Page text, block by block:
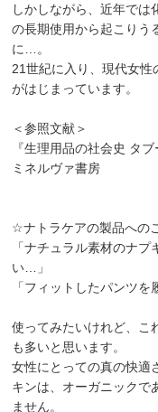
しかしながら、近年では
の長期使用から起こりう
に…。
21世紀に入り、現代女性
がはじまっています。
＜参照文献＞
『生理用品の社会史 タ
ミネルヴァ書房
☆ナトラケアの製品への
「ナチュラル素材のナ
い…」
「フィットしたパンツ
使ってみたいけれど、こ
も多いと思います。
女性にとっての真の快適
キンは、オーガニックで
ません。